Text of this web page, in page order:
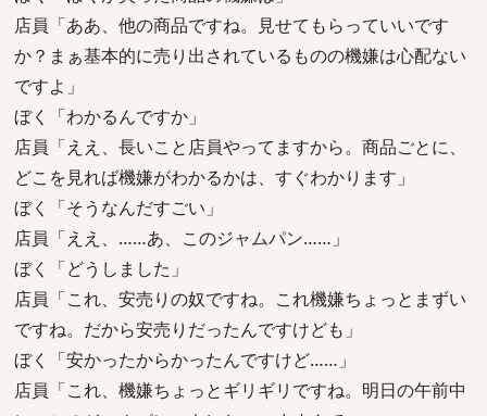
店員「ああ、他の商品ですね。見せてもらっていいです
か？まぁ基本的に売り出されているものの機嫌は心配ない
ですよ」
ぼく「わかるんですか」
店員「ええ、長いこと店員やってますから。商品ごとに、
どこを見れば機嫌がわかるかは、すぐわかります」
ぼく「そうなんだすごい」
店員「ええ、……あ、このジャムパン……」
ぼく「どうしました」
店員「これ、安売りの奴ですね。これ機嫌ちょっとまずい
ですね。だから安売りだったんですけども」
ぼく「安かったからかったんですけど……」
店員「これ、機嫌ちょっとギリギリですね。明日の午前中